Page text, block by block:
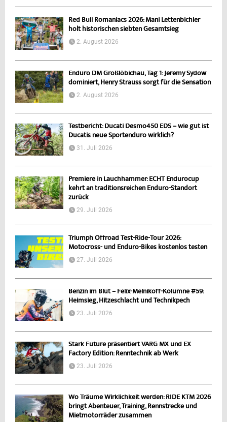
Red Bull Romaniacs 2026: Mani Lettenbichler
holt historischen siebten Gesamtsieg
2. August 2026
Enduro DM Großlöbichau, Tag 1: Jeremy Sydow
dominiert, Henry Strauss sorgt für die Sensation
2. August 2026
Testbericht: Ducati Desmo450 EDS – wie gut ist
Ducatis neue Sportenduro wirklich?
31. Juli 2026
Premiere in Lauchhammer: ECHT Endurocup
kehrt an traditionsreichen Enduro-Standort
zurück
29. Juli 2026
Triumph Offroad Test-Ride-Tour 2026:
Motocross- und Enduro-Bikes kostenlos testen
27. Juli 2026
Benzin im Blut – Felix-Melnikoff-Kolumne #59:
Heimsieg, Hitzeschlacht und Technikpech
23. Juli 2026
Stark Future präsentiert VARG MX und EX
Factory Edition: Renntechnik ab Werk
23. Juli 2026
Wo Träume Wirklichkeit werden: RIDE KTM 2026
bringt Abenteuer, Training, Rennstrecke und
Mietmotorräder zusammen